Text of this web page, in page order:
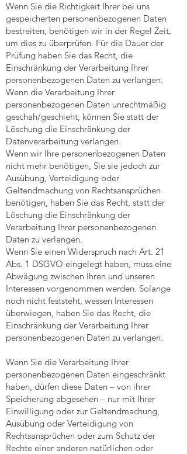
Wenn Sie die Richtigkeit Ihrer bei uns
gespeicherten personenbezogenen Daten
bestreiten, benötigen wir in der Regel Zeit,
um dies zu überprüfen. Für die Dauer der
Prüfung haben Sie das Recht, die
Einschränkung der Verarbeitung Ihrer
personenbezogenen Daten zu verlangen.
Wenn die Verarbeitung Ihrer
personenbezogenen Daten unrechtmäßig
geschah/geschieht, können Sie statt der
Löschung die Einschränkung der
Datenverarbeitung verlangen.
Wenn wir Ihre personenbezogenen Daten
nicht mehr benötigen, Sie sie jedoch zur
Ausübung, Verteidigung oder
Geltendmachung von Rechtsansprüchen
benötigen, haben Sie das Recht, statt der
Löschung die Einschränkung der
Verarbeitung Ihrer personenbezogenen
Daten zu verlangen.
Wenn Sie einen Widerspruch nach Art. 21
Abs. 1 DSGVO eingelegt haben, muss eine
Abwägung zwischen Ihren und unseren
Interessen vorgenommen werden. Solange
noch nicht feststeht, wessen Interessen
überwiegen, haben Sie das Recht, die
Einschränkung der Verarbeitung Ihrer
personenbezogenen Daten zu verlangen.
Wenn Sie die Verarbeitung Ihrer
personenbezogenen Daten eingeschränkt
haben, dürfen diese Daten – von ihrer
Speicherung abgesehen – nur mit Ihrer
Einwilligung oder zur Geltendmachung,
Ausübung oder Verteidigung von
Rechtsansprüchen oder zum Schutz der
Rechte einer anderen natürlichen oder